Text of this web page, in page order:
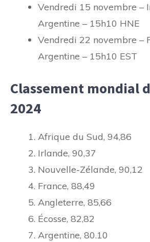
Vendredi 15 novembre –
Argentine – 15h10 HNE
Vendredi 22 novembre –
Argentine – 15h10 EST
Classement mondial
2024
Afrique du Sud, 94,86
Irlande, 90,37
Nouvelle-Zélande, 90,12
France, 88,49
Angleterre, 85,66
Écosse, 82,82
Argentine, 80.10